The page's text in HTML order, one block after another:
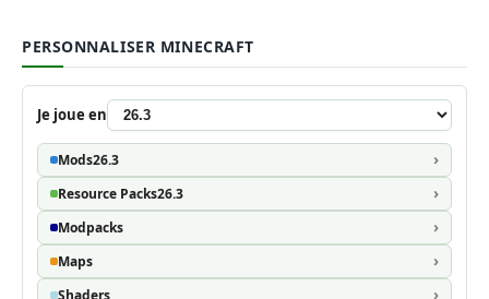
PERSONNALISER MINECRAFT
Je joue en
Mods26.3
Resource Packs26.3
Modpacks
Maps
Shaders